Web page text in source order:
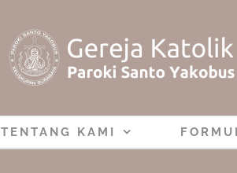
TENTANG KAMI